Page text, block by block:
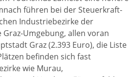
führen bei der Steuerkraft-
Industriebezirke der
Umgebung, allen voran
Graz (2.393 Euro), die Liste
befinden sich fast
wie Murau,